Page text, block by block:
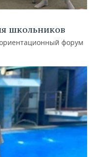
школьников
форум